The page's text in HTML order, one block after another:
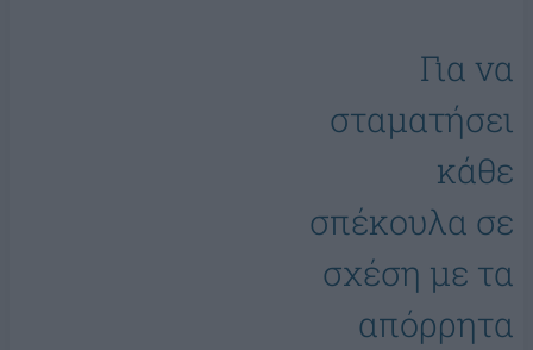
Για να
σταματήσει
κάθε
σπέκουλα σε
σχέση με τα
απόρρητα